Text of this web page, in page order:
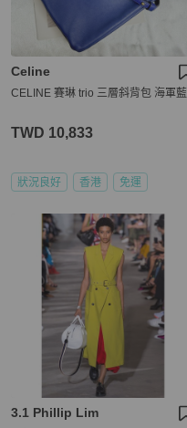
Celine
CELINE 賽琳 trio 三層斜背包 海軍藍
TWD 10,833
狀況良好 香港 免運
3.1 Phillip Lim